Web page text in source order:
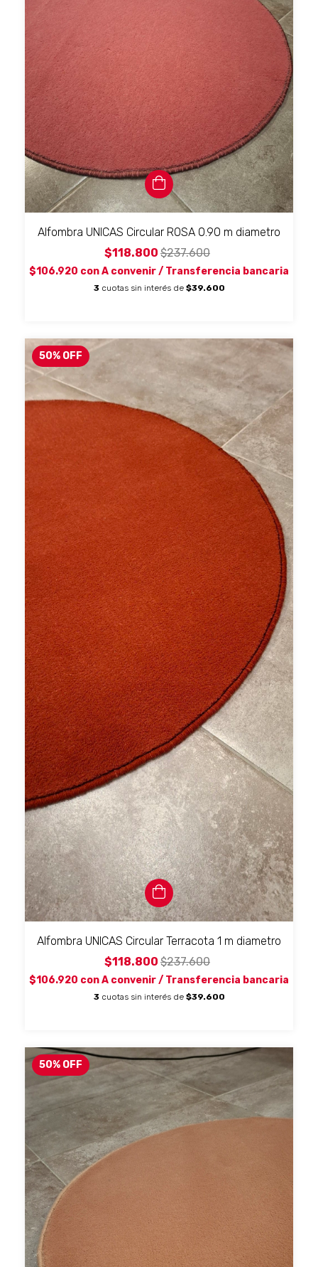
Alfombra UNICAS Circular ROSA 0.90 m diametro
$118.800 $237.600
$106.920 conA convenir / Transferencia bancaria
3 cuotas sin interés de $39.600
50% OFF
Alfombra UNICAS Circular Terracota 1 m diametro
$118.800 $237.600
$106.920 conA convenir / Transferencia bancaria
3 cuotas sin interés de $39.600
50% OFF